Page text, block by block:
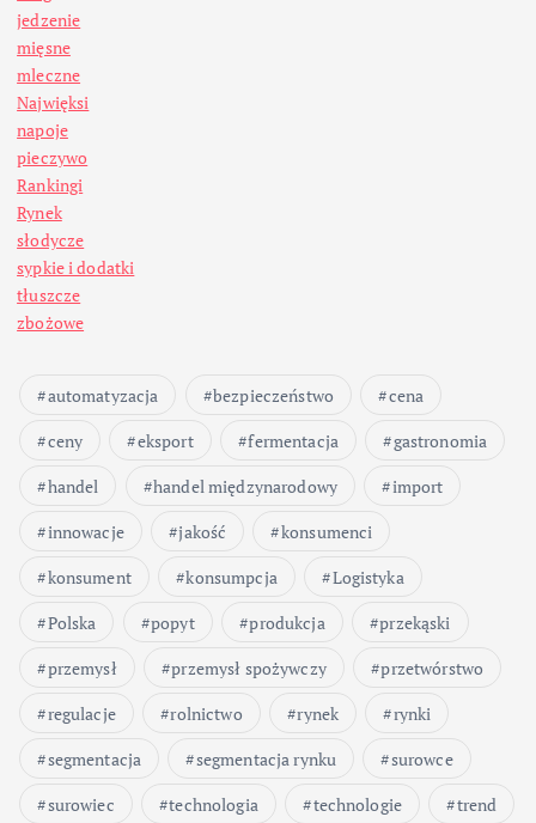
jedzenie
mięsne
mleczne
Najwięksi
napoje
pieczywo
Rankingi
Rynek
słodycze
sypkie i dodatki
tłuszcze
zbożowe
automatyzacja bezpieczeństwo
cena
ceny
eksport fermentacja
gastronomia
handel
handel międzynarodowy
import
innowacje
jakość
konsumenci
konsument
konsumpcja
Logistyka
Polska
popyt produkcja
przekąski
przemysł
przemysł spożywczy
przetwórstwo
regulacje
rolnictwo rynek
rynki
segmentacja
segmentacja rynku
surowce
surowiec
technologia technologie
trend